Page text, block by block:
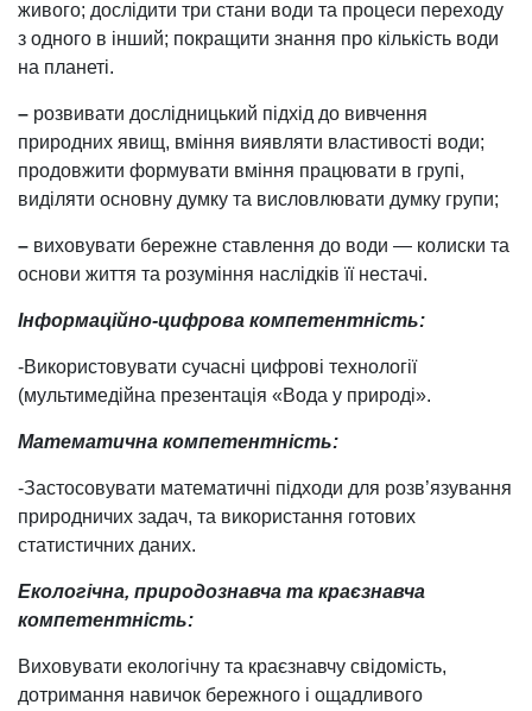
живого; дослідити три стани води та процеси переходу
з одного в інший; покращити знання про кількість води
на планеті.
– розвивати дослідницький підхід до вивчення
природних явищ, вміння виявляти властивості води;
продовжити формувати вміння працювати в групі,
виділяти основну думку та висловлювати думку групи;
– виховувати бережне ставлення до води — колиски та
основи життя та розуміння наслідків її нестачі.
Інформаційно-цифрова компетентність:
-Використовувати сучасні цифрові технології
(мультимедійна презентація «Вода у природі».
Математична компетентність:
-Застосовувати математичні підходи для розв’язування
природничих задач, та використання готових
статистичних даних.
Екологічна, природознавча та краєзнавча
компетентність:
Виховувати екологічну та краєзнавчу свідомість,
дотримання навичок бережного і ощадливого